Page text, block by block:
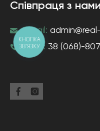
Співпраця з
e-mail:
тел-н: 38 (068)-
КНОПКА
ЗВ'ЯЗКУ